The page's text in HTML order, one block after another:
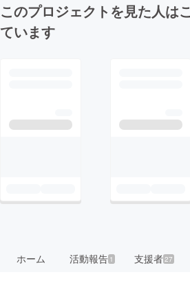
このプロジェクトを見た人は
ています
ホーム 活動報告1 支援者 27